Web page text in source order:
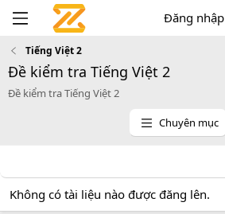
Đăng nhập
Tiếng Việt 2
Đề kiểm tra Tiếng Việt 2
Đề kiểm tra Tiếng Việt 2
Chuyên mục
Không có tài liệu nào được đăng lên.